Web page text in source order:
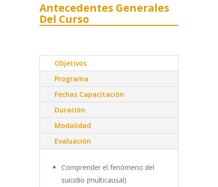
Antecedentes Generales
Del Curso
Objetivos
Programa
Fechas Capacitación
Duración
Modalidad
Evaluación
Comprender el fenómeno del
suicidio (multicausal)